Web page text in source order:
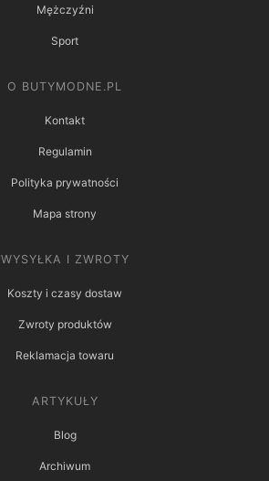
Mężczyźni
Sport
O BUTYMODNE.PL
Kontakt
Regulamin
Polityka prywatności
Mapa strony
WYSYŁKA I ZWROTY
Koszty i czasy dostaw
Zwroty produktów
Reklamacja towaru
ARTYKUŁY
Blog
Archiwum